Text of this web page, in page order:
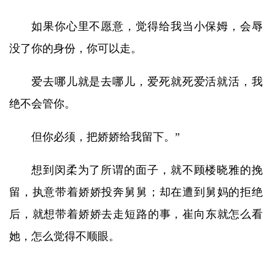
如果你心里不愿意，觉得给我当小保姆，会辱
没了你的身份，你可以走。
爱去哪儿就是去哪儿，爱死就死爱活就活，我
绝不会管你。
但你必须，把娇娇给我留下。”
想到闵柔为了所谓的面子，就不顾楼晓雅的挽
留，执意带着娇娇投奔舅舅；却在遭到舅妈的拒绝
后，就想带着娇娇去走短路的事，崔向东就怎么看
她，怎么觉得不顺眼。